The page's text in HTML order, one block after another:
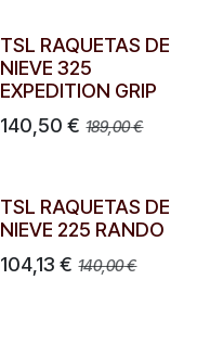
TSL RAQUETAS DE
NIEVE 325
EXPEDITION GRIP
140,50 € 189,00€
TSL RAQUETAS DE
NIEVE 225 RANDO
104,13 € 140,00€